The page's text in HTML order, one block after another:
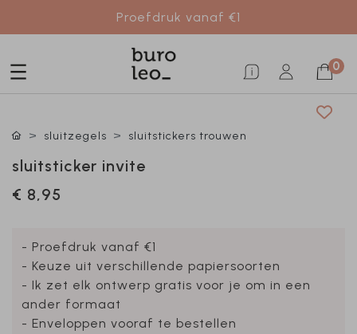
Proefdruk vanaf €1
0
sluitzegels sluitstickers trouwen
sluitsticker invite
€ 8,95
- Proefdruk vanaf €1
- Keuze uit verschillende papiersoorten
- Ik zet elk ontwerp gratis voor je om in een
ander formaat
- Enveloppen vooraf te bestellen